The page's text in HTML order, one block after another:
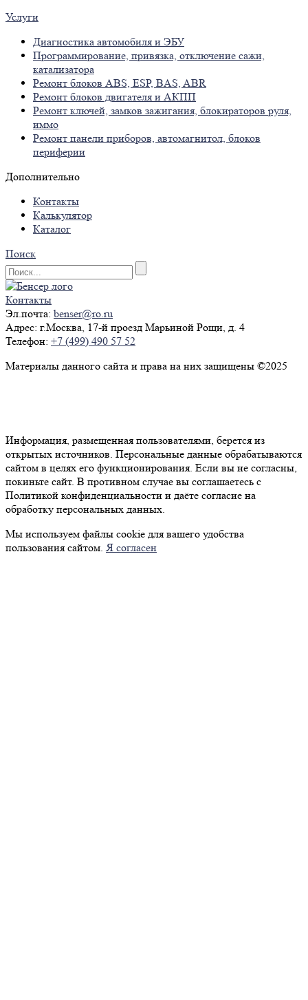
Услуги
Диагностика автомобиля и ЭБУ
Программирование, привязка, отключение сажи,
катализатора
Ремонт блоков ABS, ESP, BAS, ABR
Ремонт блоков двигателя и АКПП
Ремонт ключей, замков зажигания, блокираторов руля,
иммо
Ремонт панели приборов, автомагнитол, блоков
периферии
Дополнительно
Контакты
Калькулятор
Каталог
Поиск
Контакты
Эл.почта: benser@ro.ru
Адрес: г.Москва, 17-й проезд Марьиной Рощи, д. 4
Телефон: +7 (499) 490 57 52
Материалы данного сайта и права на них защищены ©2025
Информация, размещенная пользователями, берется из
открытых источников. Персональные данные обрабатываются
сайтом в целях его функционирования. Если вы не согласны,
покиньте сайт. В противном случае вы соглашаетесь с
Политикой конфиденциальности и даёте согласие на
обработку персональных данных.
Мы используем файлы cookie для вашего удобства
пользования сайтом.Я согласен